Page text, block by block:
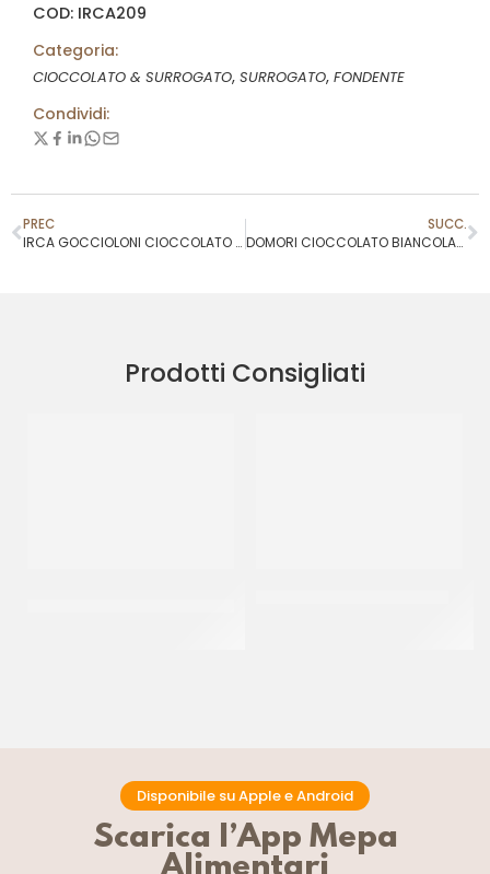
COD: IRCA209
Categoria:
CIOCCOLATO & SURROGATO, SURROGATO, FONDENTE
Condividi:
PREC
IRCA GOCCIOLONI CIOCCOLATO FONDENTE
SUCC.
DOMORI CIOCCOLATO BIANCOLATTE 35%
Prodotti Consigliati
Disponibile su Apple e Android
Scarica l’App Mepa